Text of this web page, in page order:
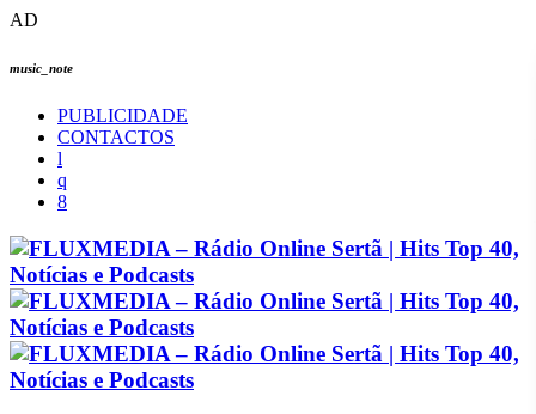
AD
music_note
PUBLICIDADE
CONTACTOS